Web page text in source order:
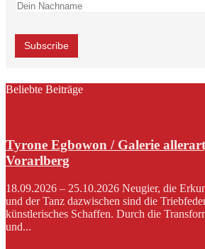
Beliebte Beiträge
Tyrone Egbowon / Galerie
Vorarlberg
18.09.2026 – 25.10.2026 Neugier, die
und der Tanz dazwischen sind die
künstlerisches Schaffen. Durch die
und...